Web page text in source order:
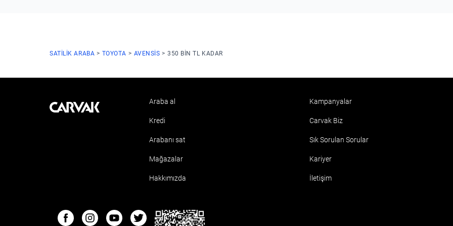
SATILIK ARABA TOYOTA AVENSIS 350 BIN TL KADAR
Kavak Araba al
Kredi
Arabanı sat
Mağazalar
Hakkımızda
Kampanyalar
Carvak Biz
Sık Sorulan Sorular
Kariyer
İletişim
FacebookInstagramYoutubeTwitter
ETBIS